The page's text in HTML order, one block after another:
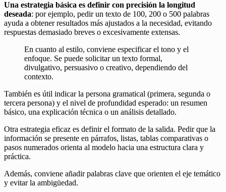
Una estrategia básica es definir con precisión la longitud
deseada: por ejemplo, pedir un texto de 100, 200 o 500 palabras
ayuda a obtener resultados más ajustados a la necesidad, evitando
respuestas demasiado breves o excesivamente extensas.
En cuanto al estilo, conviene especificar el tono y el
enfoque. Se puede solicitar un texto formal,
divulgativo, persuasivo o creativo, dependiendo del
contexto.
También es útil indicar la persona gramatical (primera, segunda o
tercera persona) y el nivel de profundidad esperado: un resumen
básico, una explicación técnica o un análisis detallado.
Otra estrategia eficaz es definir el formato de la salida. Pedir que la
información se presente en párrafos, listas, tablas comparativas o
pasos numerados orienta al modelo hacia una estructura clara y
práctica.
Además, conviene añadir palabras clave que orienten el eje temático
y evitar la ambigüedad.